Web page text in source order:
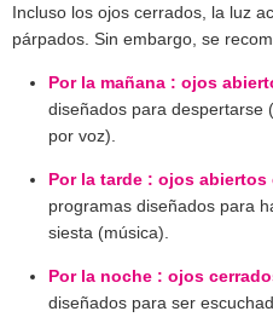
Incluso los ojos cerrados, la luz
párpados. Sin embargo, se
Por la mañana : ojos
diseñados para despertarse
por voz).
Por la tarde : ojos abiertos
programas diseñados para
siesta (música).
Por la noche : ojos
diseñados para ser